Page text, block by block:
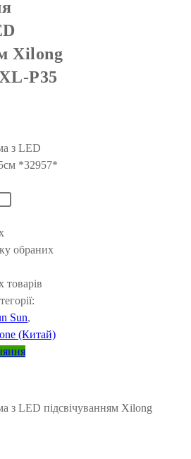
Xilong
P35
з LED
*32957*
обраних
товарів
Sun,
(Китай)
з LED підсвічуванням Xilong